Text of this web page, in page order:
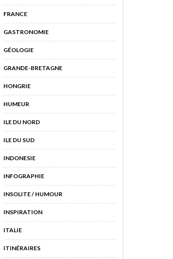
FRANCE
GASTRONOMIE
GÉOLOGIE
GRANDE-BRETAGNE
HONGRIE
HUMEUR
ILE DU NORD
ILE DU SUD
INDONESIE
INFOGRAPHIE
INSOLITE / HUMOUR
INSPIRATION
ITALIE
ITINÉRAIRES